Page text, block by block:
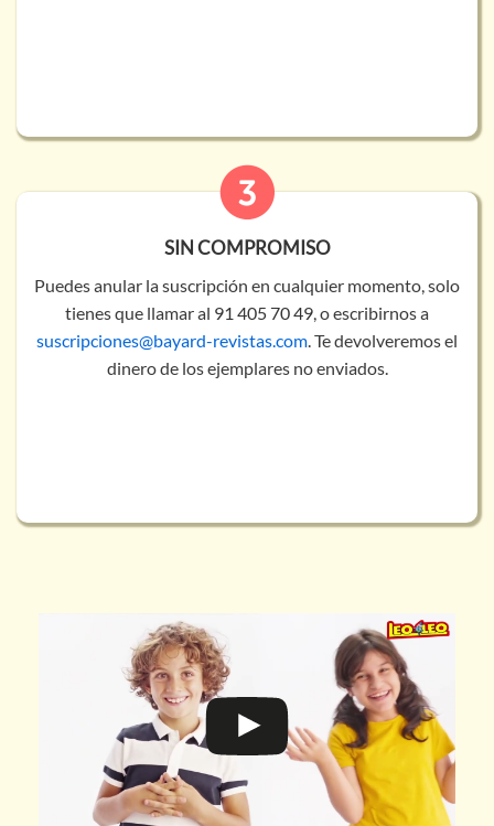
SIN COMPROMISO
Puedes anular la suscripción en cualquier momento, solo
tienes que llamar al 91 405 70 49, o escribirnos a
suscripciones@bayard-revistas.com. Te devolveremos el
dinero de los ejemplares no enviados.